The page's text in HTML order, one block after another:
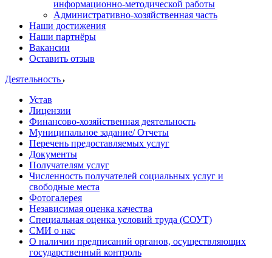
информационно-методической работы
Административно-хозяйственная часть
Наши достижения
Наши партнёры
Вакансии
Оставить отзыв
Деятельность
Устав
Лицензии
Финансово-хозяйственная деятельность
Муниципальное задание/ Отчеты
Перечень предоставляемых услуг
Документы
Получателям услуг
Численность получателей социальных услуг и
свободные места
Фотогалерея
Независимая оценка качества
Специальная оценка условий труда (СОУТ)
СМИ о нас
О наличии предписаний органов, осуществляющих
государственный контроль